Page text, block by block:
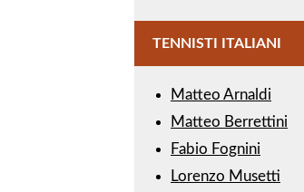
TENNISTI ITALIANI
Matteo Arnaldi
Matteo Berrettini
Fabio Fognini
Lorenzo Musetti